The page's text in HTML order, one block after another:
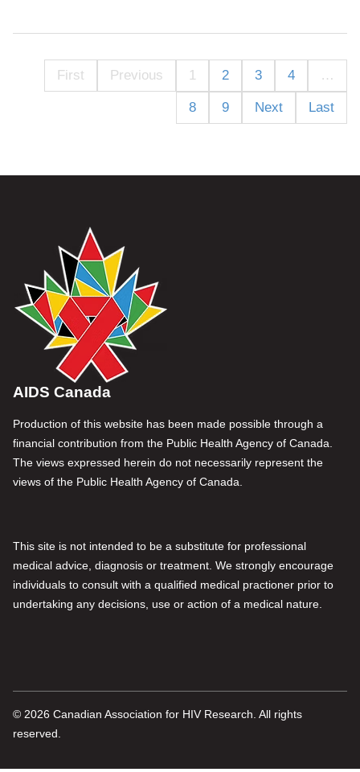
First Previous 1 2 3 4 …
8 9 Next Last
AIDS Canada
Production of this website has been made possible through a
financial contribution from the Public Health Agency of Canada.
The views expressed herein do not necessarily represent the
views of the Public Health Agency of Canada.
This site is not intended to be a substitute for professional
medical advice, diagnosis or treatment. We strongly encourage
individuals to consult with a qualified medical practioner prior to
undertaking any decisions, use or action of a medical nature.
© 2026 Canadian Association for HIV Research. All rights
reserved.